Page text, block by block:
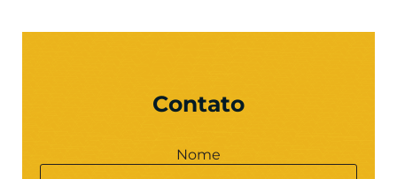
Contato
Nome